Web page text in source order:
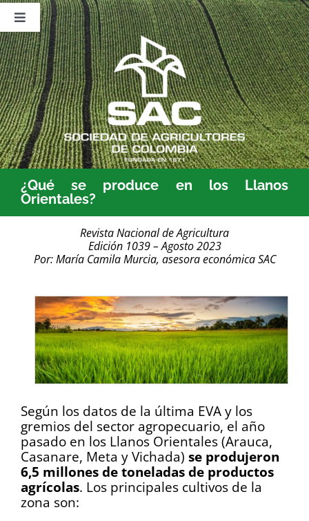
Saltar
contenido
Toggle
Navigation
Nosotros
Publicaciones
Sala de Prensa
Eventos
¿Qué se produce en los Llanos
Orientales?
Revista Nacional de Agricultura
Edición 1039 – Agosto 2023
Por: María Camila Murcia, asesora económica SAC
Según los datos de la última EVA y los
gremios del sector agropecuario, el año
pasado en los Llanos Orientales (Arauca,
Casanare, Meta y Vichada) se produjeron
6,5 millones de toneladas de productos
agrícolas. Los principales cultivos de la
zona son: